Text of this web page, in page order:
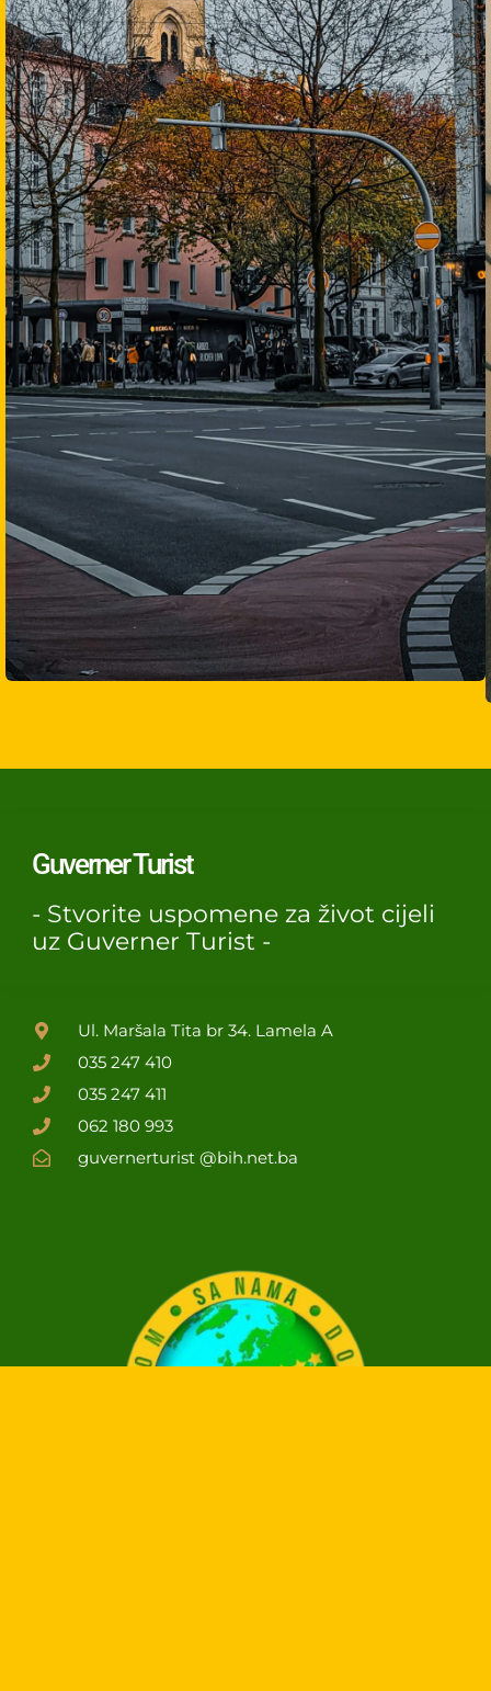
Ul. Maršala Tita br 34. Lamela A
035 247 410
035 247 411
062 180 993
guvernerturist @bih.net.ba
Guverner Turist
- Stvorite uspomene za život cijeli
uz Guverner Turist -